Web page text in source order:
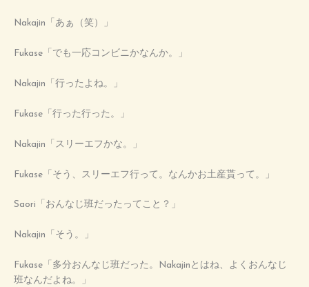
Nakajin「あぁ（笑）」
Fukase「でも一応コンビニかなんか。」
Nakajin「行ったよね。」
Fukase「行った行った。」
Nakajin「スリーエフかな。」
Fukase「そう、スリーエフ行って。なんかお土産貰って。」
Saori「おんなじ班だったってこと？」
Nakajin「そう。」
Fukase「多分おんなじ班だった。Nakajinとはね、よくおんなじ
班なんだよね。」